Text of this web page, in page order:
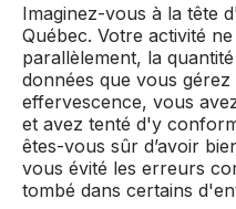
Imaginez-vous à la tête
Québec. Votre activité
parallèlement, la
données que vous
effervescence, vous
et avez tenté d'y
êtes-vous sûr d’avoir
vous évité les erreurs
tombé dans certains